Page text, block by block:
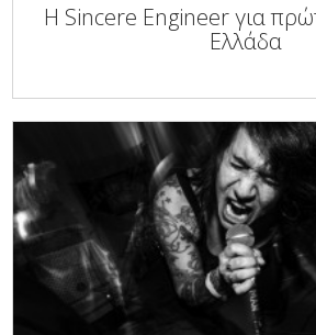
Η Sincere Engineer για
Ελλάδα